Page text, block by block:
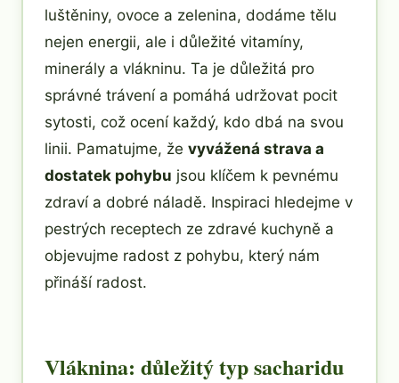
luštěniny, ovoce a zelenina, dodáme tělu
nejen energii, ale i důležité vitamíny,
minerály a vlákninu. Ta je důležitá pro
správné trávení a pomáhá udržovat pocit
sytosti, což ocení každý, kdo dbá na svou
linii. Pamatujme, že vyvážená strava a
dostatek pohybu jsou klíčem k pevnému
zdraví a dobré náladě. Inspiraci hledejme v
pestrých receptech ze zdravé kuchyně a
objevujme radost z pohybu, který nám
přináší radost.
Vláknina: důležitý typ sacharidu